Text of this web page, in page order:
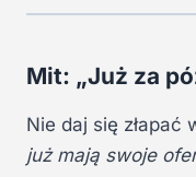
Mit: „Już za
Nie daj się złapać
już mają swoje